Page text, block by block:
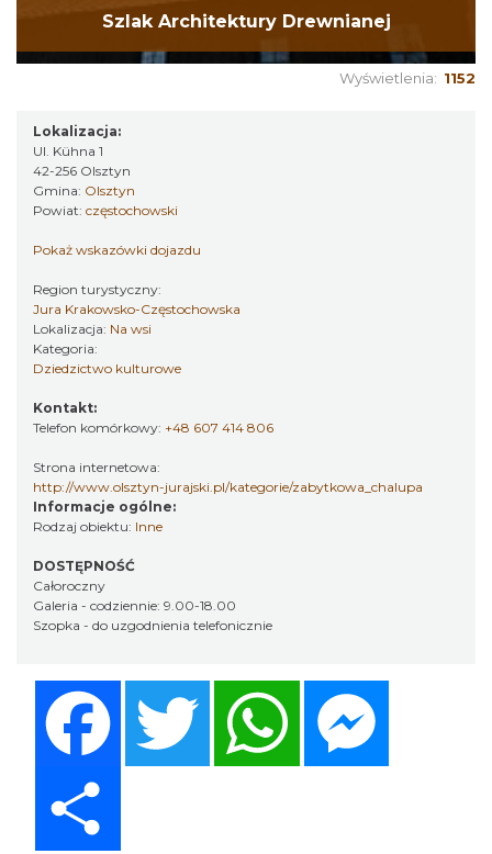
Szlak Architektury Drewnianej
Wyświetlenia: 1152
Lokalizacja:
Ul. Kühna 1
42-256 Olsztyn
Gmina: Olsztyn
Powiat: częstochowski
Pokaż wskazówki dojazdu
Region turystyczny:
Jura Krakowsko-Częstochowska
Lokalizacja: Na wsi
Kategoria:
Dziedzictwo kulturowe
Kontakt:
Telefon komórkowy: +48 607 414 806
Strona internetowa:
http://www.olsztyn-jurajski.pl/kategorie/zabytkowa_chalupa
Informacje ogólne:
Rodzaj obiektu: Inne
DOSTĘPNOŚĆ
Całoroczny
Galeria - codziennie: 9.00-18.00
Szopka - do uzgodnienia telefonicznie
Twitter WhatsApp